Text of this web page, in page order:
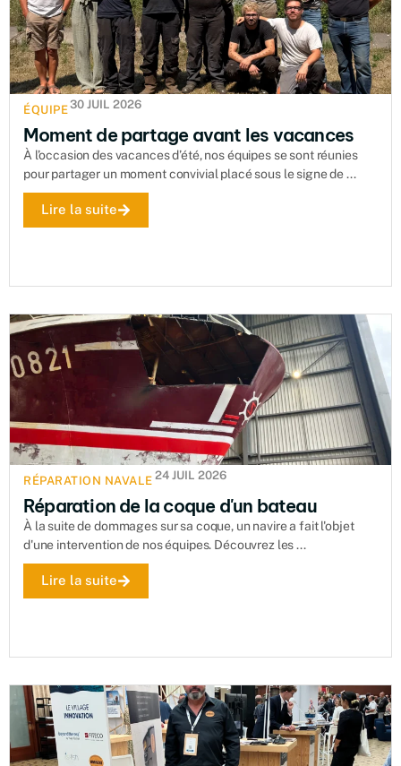
ÉQUIPE30 JUIL 2026
Moment de partage avant les vacances
À l’occasion des vacances d’été, nos équipes se sont réunies
pour partager un moment convivial placé sous le signe de ...
Lire la suite
RÉPARATION NAVALE 24 JUIL 2026
Réparation de la coque d'un bateau
À la suite de dommages sur sa coque, un navire a fait l'objet
d'une intervention de nos équipes. Découvrez les ...
Lire la suite